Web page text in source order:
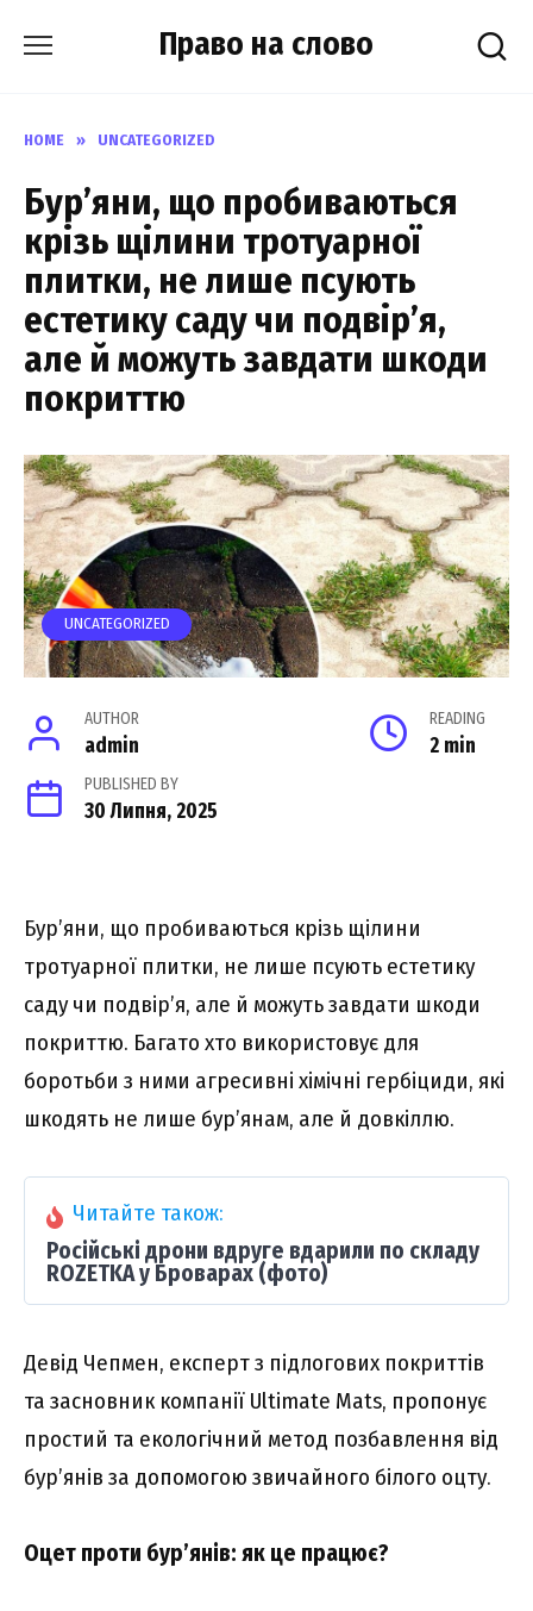
Право на слово
HOME » UNCATEGORIZED
Бур’яни, що пробиваються
крізь щілини тротуарної
плитки, не лише псують
естетику саду чи подвір’я,
але й можуть завдати шкоди
покриттю
UNCATEGORIZED
AUTHOR
admin
READING
2 min
PUBLISHED BY
30 Липня, 2025
Бур’яни, що пробиваються крізь щілини
тротуарної плитки, не лише псують естетику
саду чи подвір’я, але й можуть завдати шкоди
покриттю. Багато хто використовує для
боротьби з ними агресивні хімічні гербіциди, які
шкодять не лише бур’янам, але й довкіллю.
Читайте також:
Російські дрони вдруге вдарили по складу
ROZETKA у Броварах (фото)
Девід Чепмен, експерт з підлогових покриттів
та засновник компанії Ultimate Mats, пропонує
простий та екологічний метод позбавлення від
бур’янів за допомогою звичайного білого оцту.
Оцет проти бур’янів: як це працює?